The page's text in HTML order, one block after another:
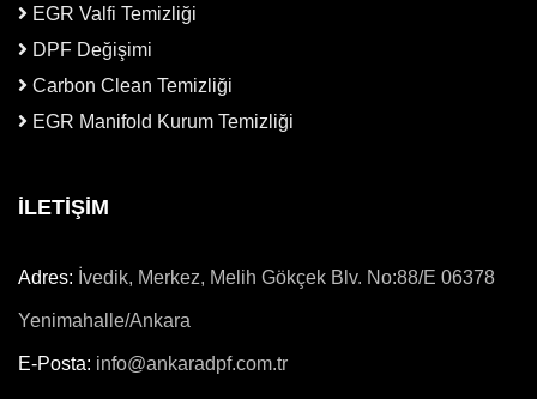
EGR Valfi Temizliği
DPF Değişimi
Carbon Clean Temizliği
EGR Manifold Kurum Temizliği
İLETİŞİM
Adres: İvedik, Merkez, Melih Gökçek Blv. No:88/E 06378
Yenimahalle/Ankara
E-Posta: info@ankaradpf.com.tr